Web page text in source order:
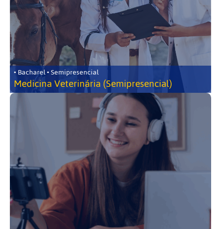
• Bacharel • Semipresencial
Medicina Veterinária (Semipresencial)